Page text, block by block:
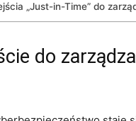
„Just-in-Time” do
do